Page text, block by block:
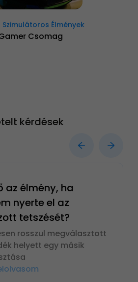
Élmények
Csomag
kérdések
az élmény, ha
nyerte el az
tetszését?
rosszul megválasztott
helyett egy másik